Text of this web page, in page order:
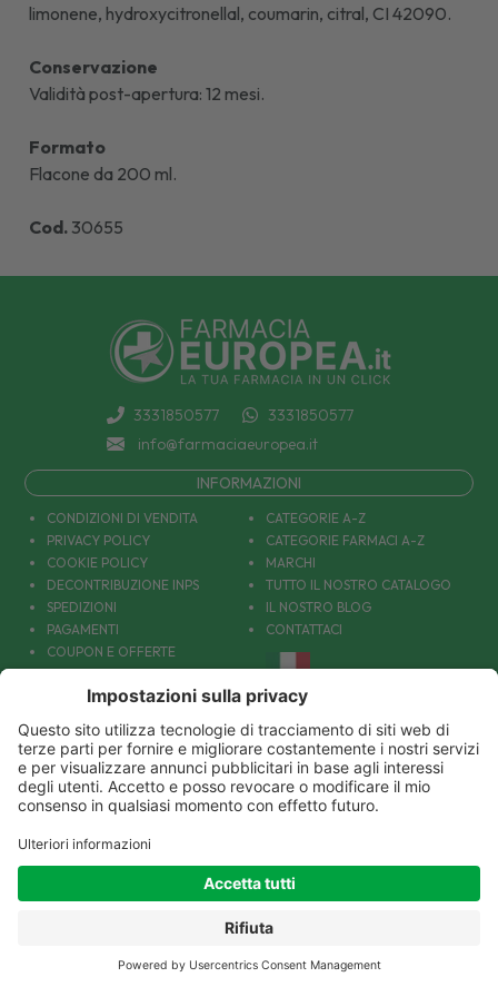
€ 17.50
limonene, hydroxycitronellal, coumarin, citral, CI 42090.
Conservazione
Validità post-apertura: 12 mesi.
Formato
Flacone da 200 ml.
Cod. 30655
3331850577
3331850577
info@farmaciaeuropea.it
INFORMAZIONI
CONDIZIONI DI VENDITA
PRIVACY POLICY
COOKIE POLICY
DECONTRIBUZIONE INPS
SPEDIZIONI
PAGAMENTI
COUPON E OFFERTE
PATOLOGIE: CAUSE E RIMEDI
CATEGORIE A-Z
CATEGORIE FARMACI A-Z
MARCHI
TUTTO IL NOSTRO CATALOGO
IL NOSTRO BLOG
CONTATTACI
DIVENTIAMO AMICI!
Parafarmacia Europea Srl - Via Petraro 380- 80050 Santa Maria la Carità (NA) - P.IVA10677001215